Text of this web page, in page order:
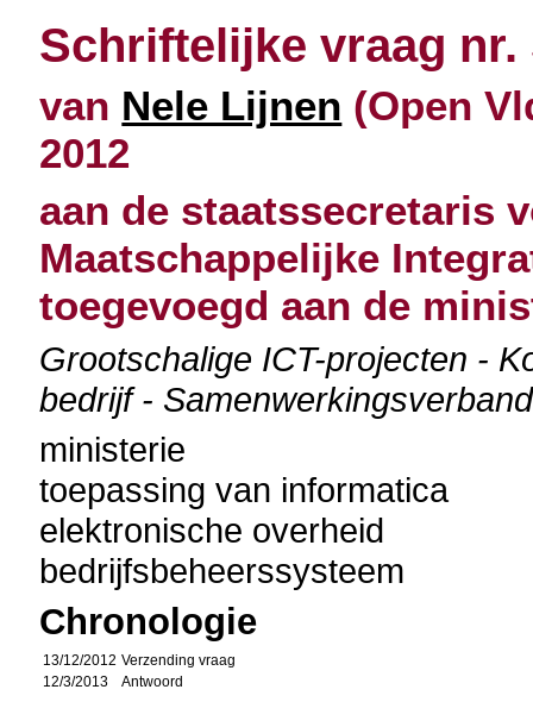
Schriftelijke vraag nr.
van Nele Lijnen (Open
2012
aan de staatssecretaris
Maatschappelijke
toegevoegd aan de
Grootschalige ICT-projecten -
bedrijf -
ministerie
toepassing van informatica
elektronische overheid
bedrijfsbeheerssysteem
Chronologie
13/12/2012 Verzending vraag
12/3/2013
Antwoord